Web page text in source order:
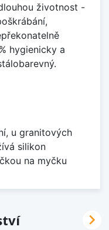
životnost -
hygienicky a
u granitových
silikon
na myčku
